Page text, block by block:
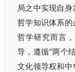
局之中实现自
哲学知识体系
哲学研究而言
导，遵循“两个
文化领导权和